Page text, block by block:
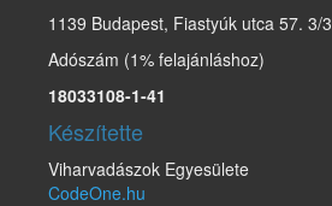
1139 Budapest, Fiastyúk utca 57. 3/3
Adószám (1% felajánláshoz)
18033108-1-41
Készítette
Viharvadászok Egyesülete
CodeOne.hu